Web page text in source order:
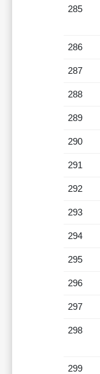
285
286
287
288
289
290
291
292
293
294
295
296
297
298
299